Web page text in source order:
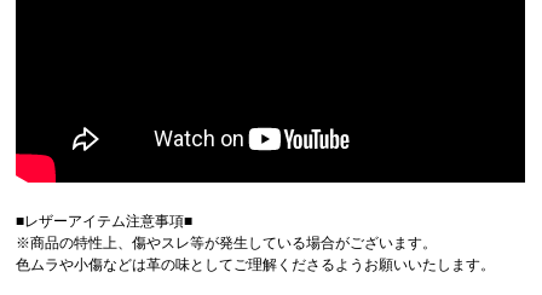
■レザーアイテム注意事項■
※商品の特性上、傷やスレ等が発生している場合がございます。
色ムラや小傷などは革の味としてご理解くださるようお願いいたします。